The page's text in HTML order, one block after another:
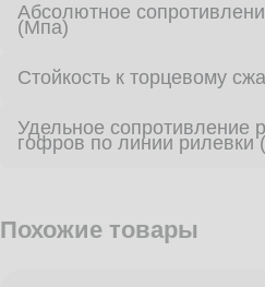
Абсолютное
(Мпа)
Стойкость к торцевому
Удельное сопротивление
гофров по линии рилевки
Похожие товары